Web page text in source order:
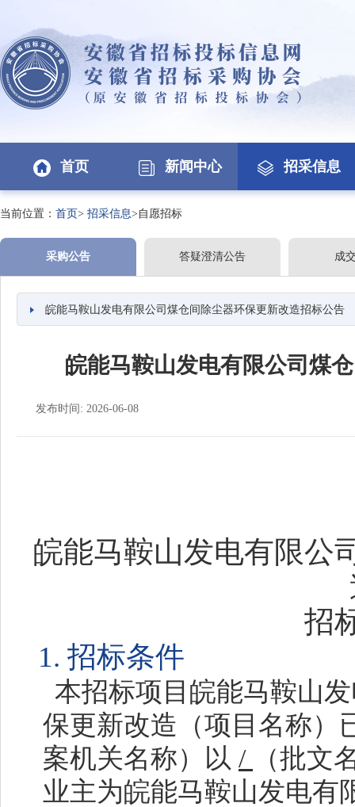
首页 新闻中心 招采信息
当前位置： 首页> 招采信息>自愿招标
采购公告 答疑澄清公告 成
皖能马鞍山发电有限公司煤仓间除尘器环保更新改造招标公告
皖能马鞍山发电有限公司煤
发布时间: 2026-06-08
皖能马鞍山发电有限公
招
1. 招标条件
本招标项目 皖能马鞍山
保更新改造 （项目名称）
案机关名称）以 /
（批文
业主为皖能马鞍山发电有